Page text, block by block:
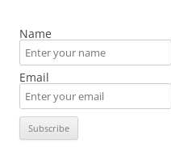
Name
Email